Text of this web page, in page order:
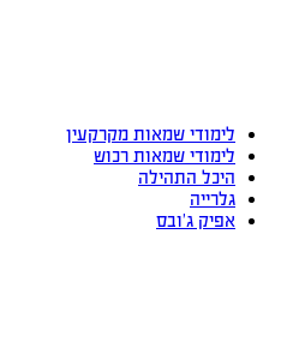
לימודי שמאות מקרקעין
לימודי שמאות רכוש
היכל התהילה
גלרייה
אפיק ג’ובס